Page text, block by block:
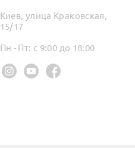
Киев, улица Краковская,
15/17
Пн - Пт: с 9:00 до 18:00